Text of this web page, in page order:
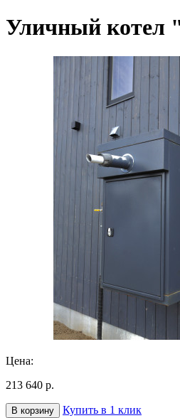
Уличный котел
Цена:
213 640 р.
В корзину Купить в 1 клик